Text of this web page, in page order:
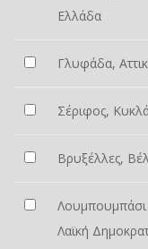
Ελλάδα
Γλυφάδα,
Σέριφος,
Βρυξέλλες,
Λαϊκή